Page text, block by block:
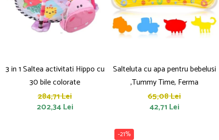
Papusi si accesorii
Trotinete
Trenulete si masinute
Unelte si bancuri de lucru
3 in 1 Saltea activitati Hippo cu
30 bile colorate
284,71 Lei
202,34 Lei
Salteluta cu apa pentru bebelusi
,Tummy Time, Ferma
65,08 Lei
42,71 Lei
-21%